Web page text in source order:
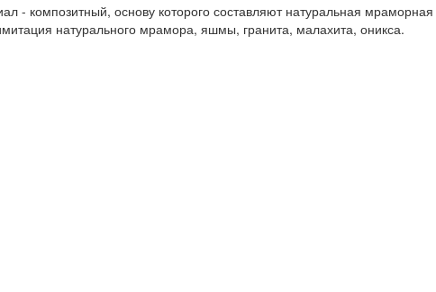
- композитный, основу которого составляют натуральная мраморная
натурального мрамора, яшмы, гранита, малахита, оникса.